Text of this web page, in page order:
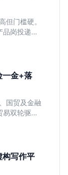
但门槛硬。
岗投递策
一金+落
国贸及金融
双轮驱动
量，帮应
写作平